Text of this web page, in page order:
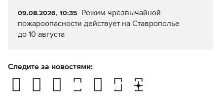
09.08.2026, 10:35 Режим чрезвычайной
пожароопасности действует на Ставрополье
до 10 августа
Следите за новостями: